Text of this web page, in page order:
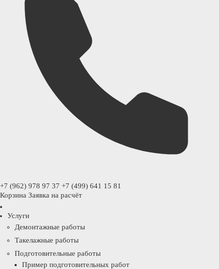
+7 (962) 978 97 37 +7 (499) 641 15 81
Корзина Заявка на расчёт
Услуги
Демонтажные работы
Такелажные работы
Подготовительные работы
Пример подготовительных работ